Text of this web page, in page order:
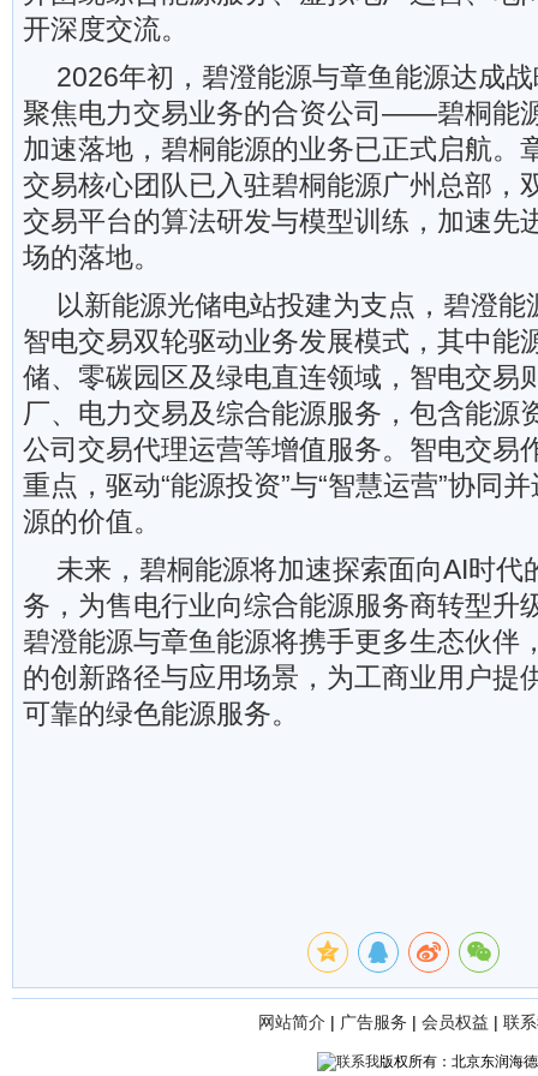
开深度交流。
2026年初，碧澄能源与章鱼能源达成
聚焦电力交易业务的合资公司——碧桐能
加速落地，碧桐能源的业务已正式启航。
交易核心团队已入驻碧桐能源广州总部，
交易平台的算法研发与模型训练，加速先
场的落地。
以新能源光储电站投建为支点，碧澄
智电交易双轮驱动业务发展模式，其中能
储、零碳园区及绿电直连领域，智电交易
厂、电力交易及综合能源服务，包含能源
公司交易代理运营等增值服务。智电交易
重点，驱动“能源投资”与“智慧运营”协同
源的价值。
未来，碧桐能源将加速探索面向AI时代
务，为售电行业向综合能源服务商转型升
碧澄能源与章鱼能源将携手更多生态伙伴
的创新路径与应用场景，为工商业用户提
可靠的绿色能源服务。
网站简介 | 广告服务 | 会员权益 | 联
版权所有：北京东润海